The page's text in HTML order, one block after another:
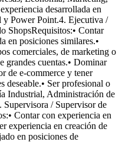
desarrollada en
y Power Point.4. Ejecutiva /
ShopsRequisitos:• Contar
en posiciones similares.•
comerciales, de marketing o
grandes cuentas.• Dominar
de e-commerce y tener
deseable.• Ser profesional o
Industrial, Administración de
Supervisora / Supervisor de
Contar con experiencia en
experiencia en creación de
en posiciones de